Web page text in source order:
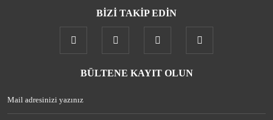
Gönder
BİZİ TAKİP EDİN
BÜLTENE KAYIT OLUN